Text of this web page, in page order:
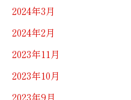
2024年3月
2024年2月
2023年11月
2023年10月
2023年9月